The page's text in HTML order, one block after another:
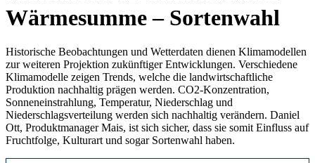
Wärmesumme – Sortenwahl
Historische Beobachtungen und Wetterdaten dienen Klimamodellen
zur weiteren Projektion zukünftiger Entwicklungen. Verschiedene
Klimamodelle zeigen Trends, welche die landwirtschaftliche
Produktion nachhaltig prägen werden. CO2-Konzentration,
Sonneneinstrahlung, Temperatur, Niederschlag und
Niederschlagsverteilung werden sich nachhaltig verändern. Daniel
Ott, Produktmanager Mais, ist sich sicher, dass sie somit Einfluss auf
Fruchtfolge, Kulturart und sogar Sortenwahl haben.